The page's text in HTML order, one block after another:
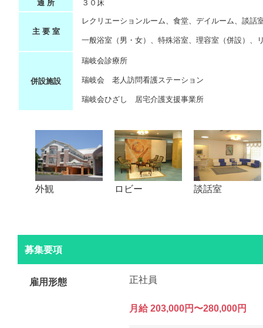
通 所 ３０床
主 要 室
レクリエーションルーム、食堂、デイルーム、談話
一般浴室（男・女）、特殊浴室、理容室（併設）、
併設施設
瑞岐会診療所
瑞岐会 老人訪問看護ステーション
瑞岐会ひざし 居宅介護支援事業所
外観 ロビー 談話室
募集要項
雇用形態 正社員
月給 203,000円〜280,000円